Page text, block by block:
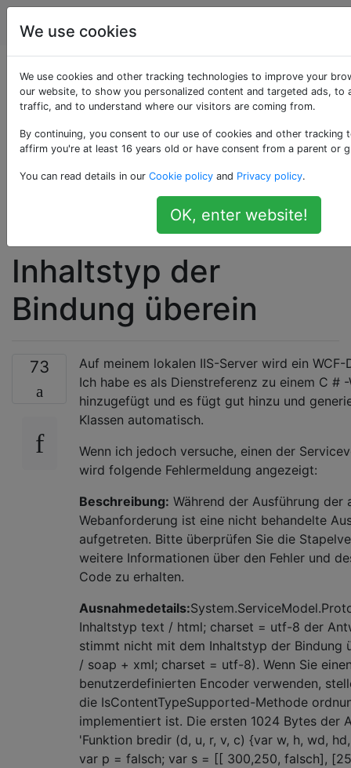
Programmierung
WCF Service Client:
Der Inhaltstyp text /
html; charset = utf-8
der Antwortnachricht
stimmt nicht mit dem
Inhaltstyp der
Bindung überein
73
Auf meinem lokalen IIS-Server wird ein
Ich habe es als Dienstreferenz zu einem C #
hinzugefügt und es fügt gut hinzu und
Klassen automatisch.
Wenn ich jedoch versuche, einen der
wird folgende Fehlermeldung angezeigt:
Beschreibung: Während der Ausführung der
Webanforderung ist eine nicht behandelte
aufgetreten. Bitte überprüfen Sie die
weitere Informationen über den Fehler und
Code zu erhalten.
Ausnahmedetails:
Inhaltstyp text / html; charset = utf-8 der
stimmt nicht mit dem Inhaltstyp der Bindung
/ soap + xml; charset = utf-8). Wenn Sie
benutzerdefinierten Encoder verwenden,
die IsContentTypeSupported-Methode
implementiert ist. Die ersten 1024 Bytes der
'Funktion bredir (d, u, r, v, c) {var w, h, wd,
var p = falsch; var s = [[ 300,250, falsch],
We use cookies
We use cookies and other tracking technologies to improve your
our website, to show you personalized content and targeted ads, to
traffic, and to understand where our visitors are coming from.
By continuing, you consent to our use of cookies and other tracking
affirm you're at least 16 years old or have consent from a parent or
You can read details in our Cookie policy and Privacy policy.
OK, enter website!